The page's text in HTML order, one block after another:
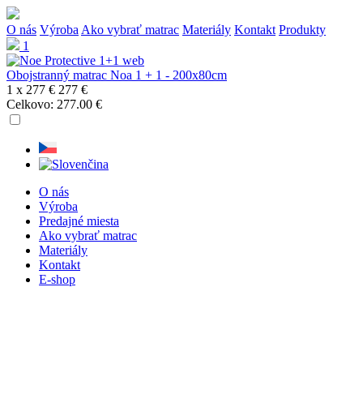
O nás Výroba Ako vybrať matrac Materiály Kontakt Produkty
1
Obojstranný matrac Noa 1 + 1 - 200x80cm
1 x 277 € 277 €
Celkovo: 277.00 €
O nás
Výroba
Predajné miesta
Ako vybrať matrac
Materiály
Kontakt
E-shop